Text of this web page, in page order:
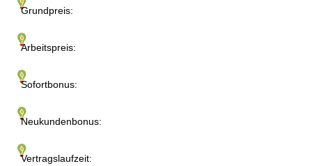
Grundpreis:
Arbeitspreis:
Sofortbonus:
Neukundenbonus:
Vertragslaufzeit: